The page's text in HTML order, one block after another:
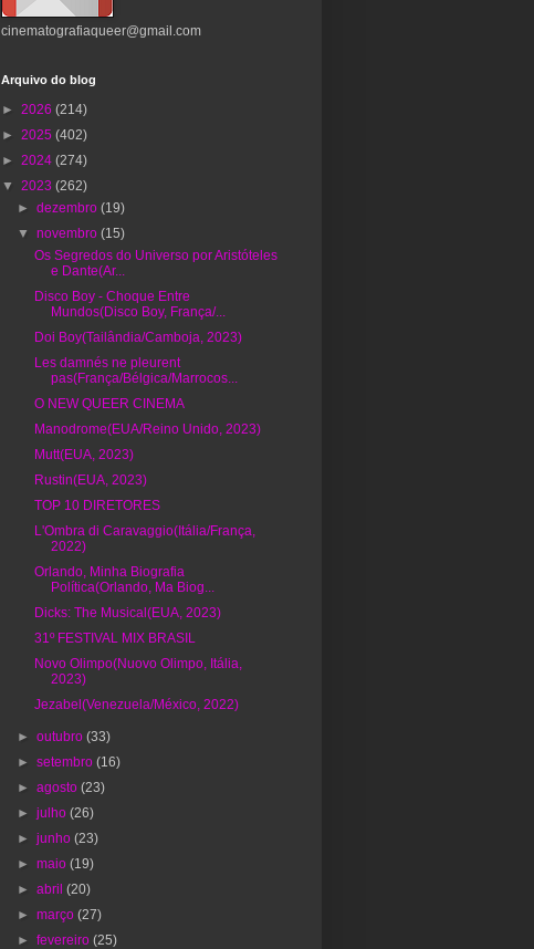
cinematografiaqueer@gmail.com
Arquivo do blog
► 2026 (214)
► 2025 (402)
► 2024 (274)
▼ 2023 (262)
►dezembro(19)
▼novembro(15)
Os Segredos do Universo por Aristóteles
e Dante(Ar...
Disco Boy - Choque Entre
Mundos(Disco Boy, França/...
Doi Boy(Tailândia/Camboja, 2023)
Les damnés ne pleurent
pas(França/Bélgica/Marrocos...
O NEW QUEER CINEMA
Manodrome(EUA/Reino Unido, 2023)
Mutt(EUA, 2023)
Rustin(EUA, 2023)
TOP 10 DIRETORES
L'Ombra di Caravaggio(Itália/França,
2022)
Orlando, Minha Biografia
Política(Orlando, Ma Biog...
Dicks: The Musical(EUA, 2023)
31º FESTIVAL MIX BRASIL
Novo Olimpo(Nuovo Olimpo, Itália,
2023)
Jezabel(Venezuela/México, 2022)
►outubro(33)
►setembro(16)
►agosto(23)
►julho(26)
►junho(23)
►maio(19)
►abril(20)
►março(27)
►fevereiro(25)